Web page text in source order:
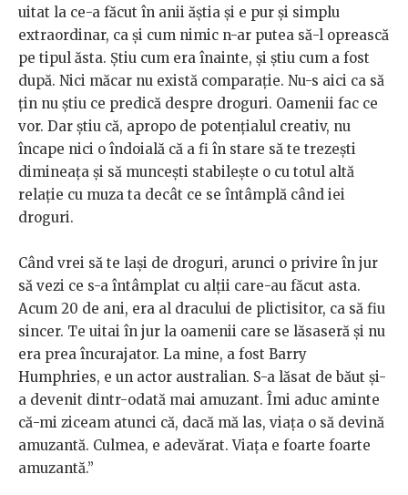
uitat la ce-a făcut în anii ăștia și e pur și simplu
extraordinar, ca și cum nimic n-ar putea să-l oprească
pe tipul ăsta. Știu cum era înainte, și știu cum a fost
după. Nici măcar nu există comparație. Nu-s aici ca să
țin nu știu ce predică despre droguri. Oamenii fac ce
vor. Dar știu că, apropo de potențialul creativ, nu
încape nici o îndoială că a fi în stare să te trezești
dimineața și să muncești stabilește o cu totul altă
relație cu muza ta decât ce se întâmplă când iei
droguri.
Când vrei să te lași de droguri, arunci o privire în jur
să vezi ce s-a întâmplat cu alții care-au făcut asta.
Acum 20 de ani, era al dracului de plictisitor, ca să fiu
sincer. Te uitai în jur la oamenii care se lăsaseră și nu
era prea încurajator. La mine, a fost Barry
Humphries, e un actor australian. S-a lăsat de băut și-
a devenit dintr-odată mai amuzant. Îmi aduc aminte
că-mi ziceam atunci că, dacă mă las, viața o să devină
amuzantă. Culmea, e adevărat. Viața e foarte foarte
amuzantă.”